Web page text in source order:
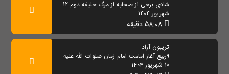
شادی برخی از صحابه از مرگ خلیفه دوم 12
شهریور 1404
تریبون آزاد
9ربیع آغاز امامت امام زمان صلوات الله علیه
10 شهریور 1404